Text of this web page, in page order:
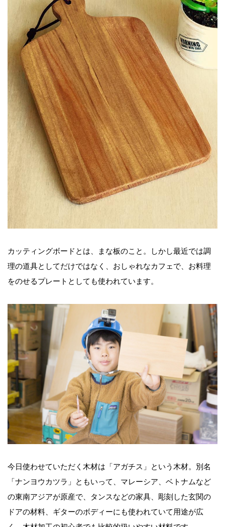
カッティングボードとは、まな板のこと。しかし最近では調
理の道具としてだけではなく、おしゃれなカフェで、お料理
をのせるプレートとしても使われています。
今日使わせていただく木材は「アガチス」という木材。別名
「ナンヨウカツラ」ともいって、マレーシア、ベトナムなど
の東南アジアが原産で、タンスなどの家具、彫刻した玄関の
ドアの材料、ギターのボディーにも使われていて用途が広